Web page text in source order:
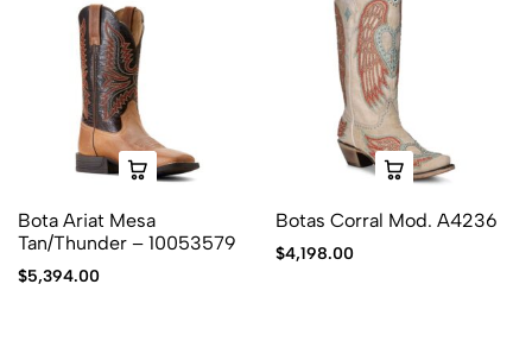
Bota Ariat Mesa
Tan/Thunder – 10053579
$5,394.00
Botas Corral Mod. A4236
$4,198.00